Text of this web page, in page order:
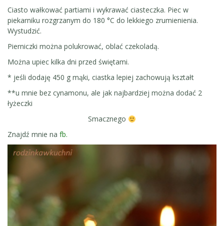
Ciasto wałkować partiami i wykrawać ciasteczka. Piec w
piekarniku rozgrzanym do 180 °C do lekkiego zrumienienia.
Wystudzić.
Pierniczki można polukrować, oblać czekoladą.
Można upiec kilka dni przed świętami.
* jeśli dodaję 450 g mąki, ciastka lepiej zachowują kształt
**u mnie bez cynamonu, ale jak najbardziej można dodać 2
łyżeczki
Smacznego
Znajdź mnie na fb.